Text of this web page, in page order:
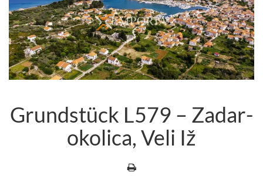
Grundstück L579 – Zadar-
okolica, Veli Iž